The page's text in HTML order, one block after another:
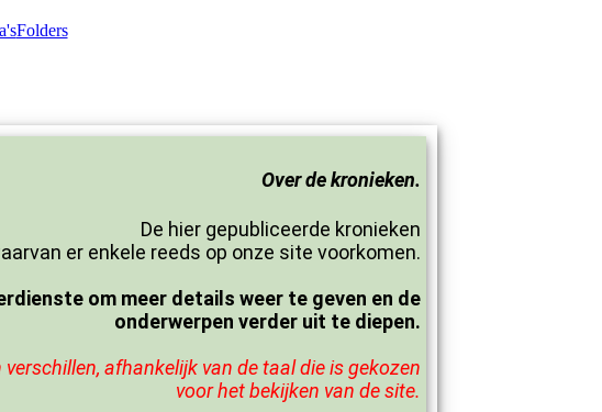
Folders
Over de kronieken.
De hier gepubliceerde kronieken
er enkele reeds op onze site voorkomen.
om meer details weer te geven en de
onderwerpen verder uit te diepen.
afhankelijk van de taal die is gekozen
voor het bekijken van de site.